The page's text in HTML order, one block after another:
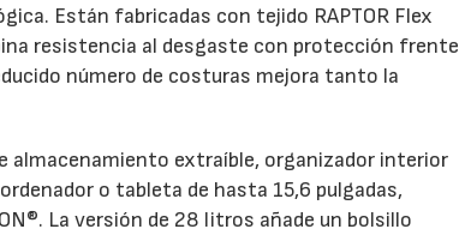
Están fabricadas con tejido RAPTOR Flex
resistencia al desgaste con protección frente
número de costuras mejora tanto la
almacenamiento extraíble, organizador interior
o tableta de hasta 15,6 pulgadas,
La versión de 28 litros añade un bolsillo